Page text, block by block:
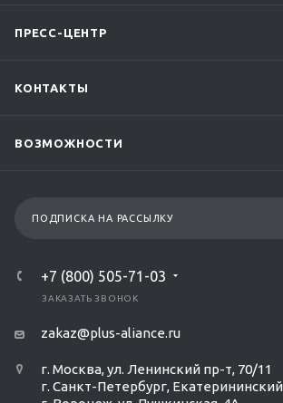
ПРЕСС-ЦЕНТР
КОНТАКТЫ
ВОЗМОЖНОСТИ
ПОДПИСКА НА РАССЫЛКУ
+7 (800) 505-71-03
ЗАКАЗАТЬ ЗВОНОК
zakaz@plus-aliance.ru
г. Москва, ул. Ленинский пр-т, 70/11
г. Санкт-Петербург,